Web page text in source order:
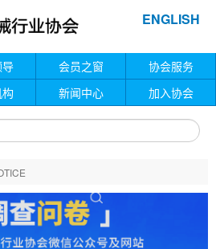
ENGLISH
会员之窗
协会服务
新闻中心 加入协会